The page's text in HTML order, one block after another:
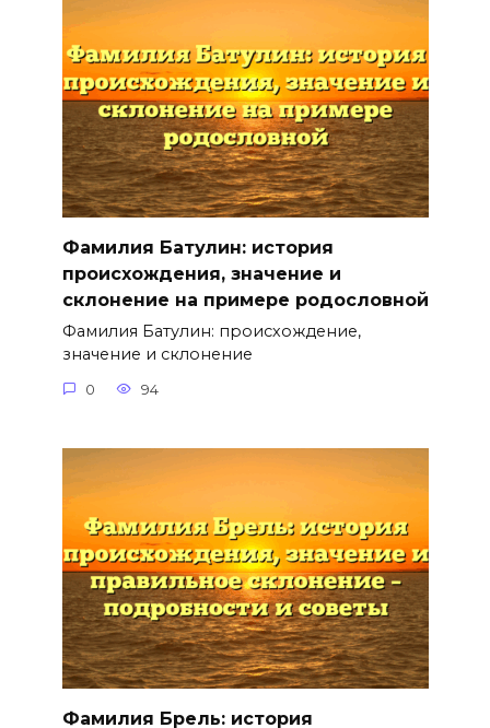
Фамилия Батулин: история
происхождения, значение и
склонение на примере родословной
Фамилия Батулин: происхождение,
значение и склонение
0 94
Фамилия Брель: история